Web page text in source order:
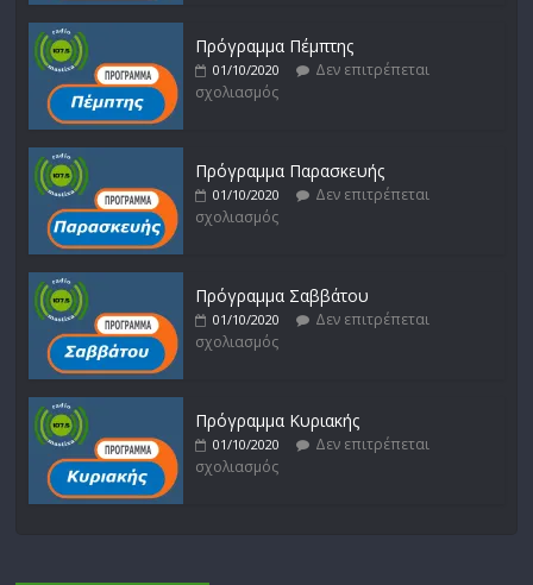
Πρόγραμμα Πέμπτης
01/10/2020
Δεν επιτρέπεται
σχολιασμός
Πρόγραμμα Παρασκευής
01/10/2020
Δεν επιτρέπεται
σχολιασμός
Πρόγραμμα Σαββάτου
01/10/2020
Δεν επιτρέπεται
σχολιασμός
Πρόγραμμα Κυριακής
01/10/2020
Δεν επιτρέπεται
σχολιασμός